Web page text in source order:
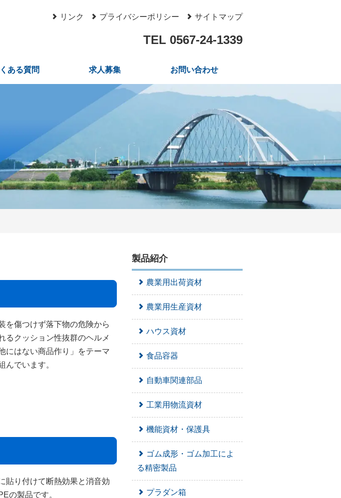
リンク プライバシーポリシー サイトマップ
TEL 0567-24-1339
ある質問 求人募集 お問い合わせ
を傷つけず落下物の危険から
るクッション性抜群のヘルメ
にはない商品作り」をテーマ
んでいます。
貼り付けて断熱効果と消音効
の製品です。
製品紹介
農業用出荷資材
農業用生産資材
ハウス資材
食品容器
自動車関連部品
工業用物流資材
機能資材・保護具
ゴム成形・ゴム加工によ
る精密製品
プラダン箱